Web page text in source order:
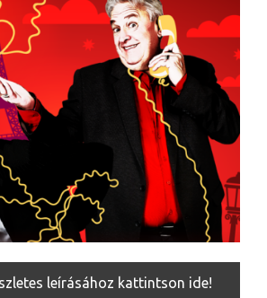
leírásához kattintson ide!